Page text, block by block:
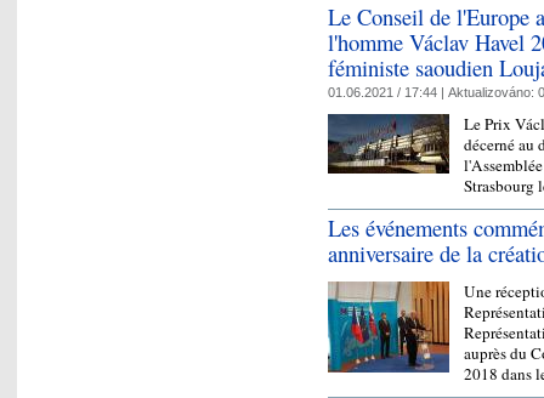
Le Conseil de l'Europe
l'homme Václav Havel
féministe saoudien
01.06.2021 / 17:44 | Aktualizováno:
Le Prix
décerné au
Strasbourg
Les événements
anniversaire de la
Une
auprès du
2018 dans